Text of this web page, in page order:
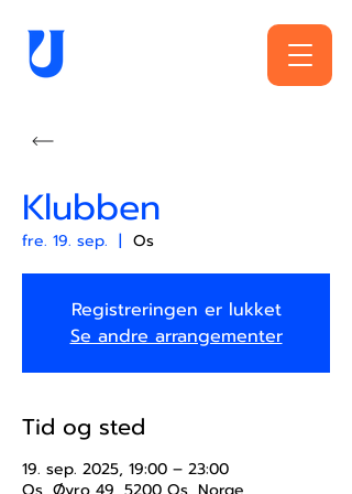
Klubben
fre. 19. sep.
  |
Os
Registreringen er lukket
Se andre arrangementer
Tid og sted
19. sep. 2025, 19:00 – 23:00